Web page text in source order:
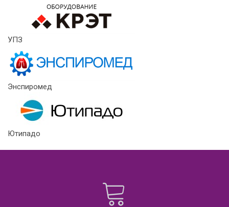
УПЗ
Энспиромед
Ютипадо